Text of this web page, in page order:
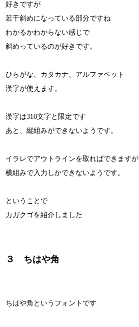
好きですが
若干斜めになっている部分ですね
わかるかわからない感じで
斜めっているのが好きです。
ひらがな、カタカナ、アルファベット
漢字が使えます。
漢字は310文字と限定です
あと、縦組みができないようです。
イラレでアウトラインを取ればできますが
横組みで入力しかできないようです。
ということで
カガクゴを紹介しました
３ ちはや角
ちはや角というフォントです